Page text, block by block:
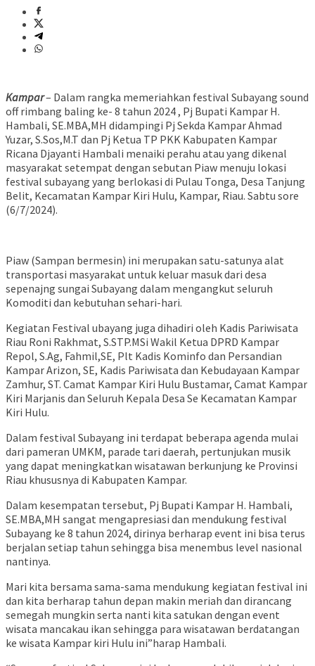
Kampar– Dalam rangka memeriahkan festival Subayang sound
off rimbang baling ke- 8 tahun 2024 , Pj Bupati Kampar H.
Hambali, SE.MBA,MH didampingi Pj Sekda Kampar Ahmad
Yuzar, S.Sos,M.T dan Pj Ketua TP PKK Kabupaten Kampar
Ricana Djayanti Hambali menaiki perahu atau yang dikenal
masyarakat setempat dengan sebutan Piaw menuju lokasi
festival subayang yang berlokasi di Pulau Tonga, Desa Tanjung
Belit, Kecamatan Kampar Kiri Hulu, Kampar, Riau. Sabtu sore
(6/7/2024).
Piaw (Sampan bermesin) ini merupakan satu-satunya alat
transportasi masyarakat untuk keluar masuk dari desa
sepenajng sungai Subayang dalam mengangkut seluruh
Komoditi dan kebutuhan sehari-hari.
Kegiatan Festival ubayang juga dihadiri oleh Kadis Pariwisata
Riau Roni Rakhmat, S.STP.MSi Wakil Ketua DPRD Kampar
Repol, S.Ag, Fahmil,SE, Plt Kadis Kominfo dan Persandian
Kampar Arizon, SE, Kadis Pariwisata dan Kebudayaan Kampar
Zamhur, ST. Camat Kampar Kiri Hulu Bustamar, Camat Kampar
Kiri Marjanis dan Seluruh Kepala Desa Se Kecamatan Kampar
Kiri Hulu.
Dalam festival Subayang ini terdapat beberapa agenda mulai
dari pameran UMKM, parade tari daerah, pertunjukan musik
yang dapat meningkatkan wisatawan berkunjung ke Provinsi
Riau khususnya di Kabupaten Kampar.
Dalam kesempatan tersebut, Pj Bupati Kampar H. Hambali,
SE.MBA,MH sangat mengapresiasi dan mendukung festival
Subayang ke 8 tahun 2024, dirinya berharap event ini bisa terus
berjalan setiap tahun sehingga bisa menembus level nasional
nantinya.
Mari kita bersama sama-sama mendukung kegiatan festival ini
dan kita berharap tahun depan makin meriah dan dirancang
semegah mungkin serta nanti kita satukan dengan event
wisata mancakau ikan sehingga para wisatawan berdatangan
ke wisata Kampar kiri Hulu ini”harap Hambali.